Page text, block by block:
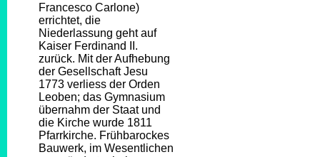
Francesco Carlone)
errichtet, die
Niederlassung geht auf
Kaiser Ferdinand II.
zurück. Mit der Aufhebung
der Gesellschaft Jesu
1773 verliess der Orden
Leoben; das Gymnasium
übernahm der Staat und
die Kirche wurde 1811
Pfarrkirche. Frühbarockes
Bauwerk, im Wesentlichen